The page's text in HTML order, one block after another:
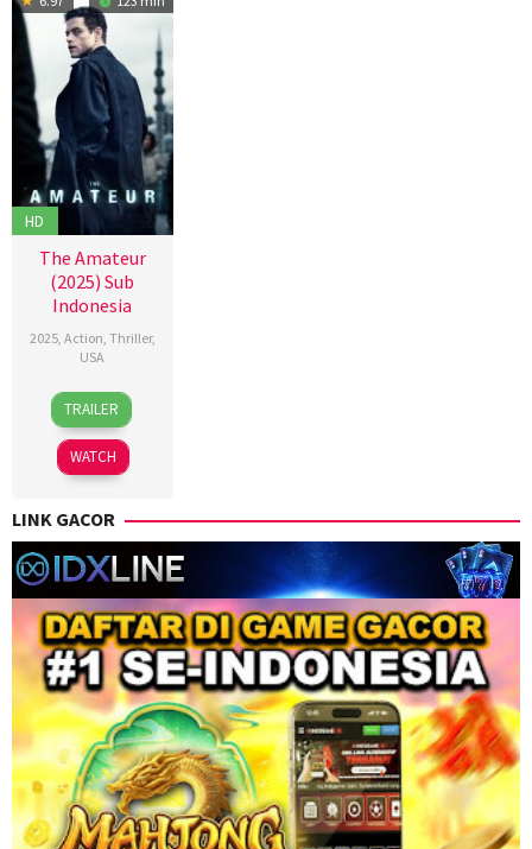
HD
The Amateur
(2025) Sub
Indonesia
2025, Action, Thriller,
USA
9
Apr
2025
James
Hawes
TRAILER
WATCH
LINK GACOR